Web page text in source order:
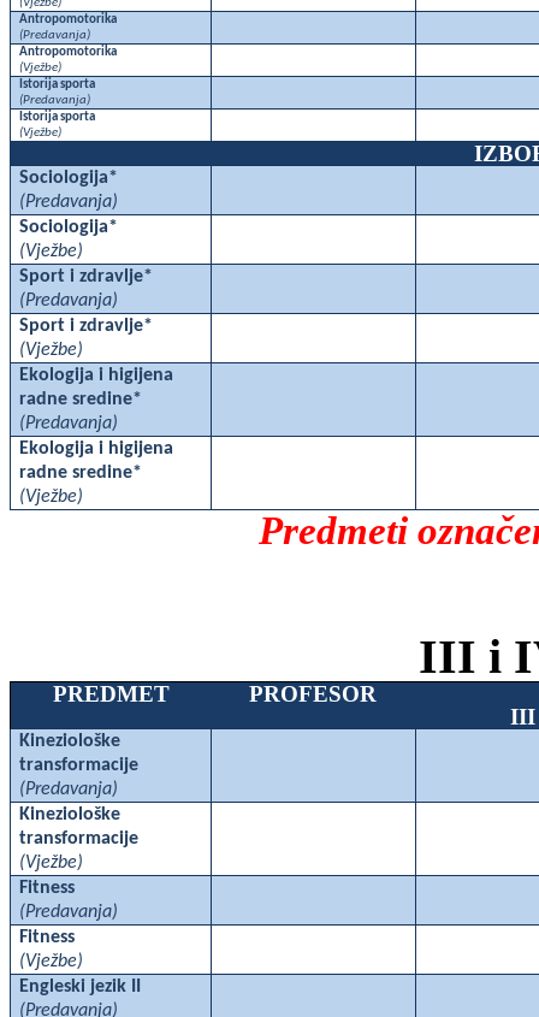
(Vježbe)
Antropomotorika
(Predavanja)
Antropomotorika
(Vježbe)
Istorija sporta
(Predavanja)
Istorija sporta
(Vježbe)
Sociologija*
(Predavanja)
Sociologija*
(Vježbe)
Sport i zdravlje*
(Predavanja)
Sport i zdravlje*
(Vježbe)
Ekologija i higijena
radne sredine*
(Predavanja)
Ekologija i higijena
radne sredine*
(Vježbe)
Predmeti
III i
PREDMET
PROFESOR
III
Kineziološke
transformacije
(Predavanja)
Kineziološke
transformacije
(Vježbe)
Fitness
(Predavanja)
Fitness
(Vježbe)
Engleski jezik II
(Predavanja)